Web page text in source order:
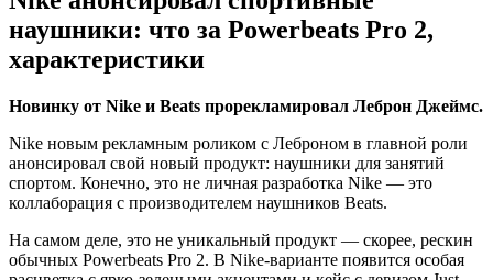
наушники: что за Powerbeats Pro 2,
характеристики
Новинку от Nike и Beats прорекламировал Леброн Джеймс.
Nike новым рекламным роликом с Леброном в главной роли
анонсировал свой новый продукт: наушники для занятий
спортом. Конечно, это не личная разработка Nike — это
коллаборация с производителем наушников Beats.
На самом деле, это не уникальный продукт — скорее, рескин
обычных Powerbeats Pro 2. В Nike-варианте появится особая